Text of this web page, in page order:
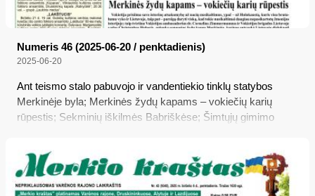
Numeris 46 (2025-06-20 / penktadienis)
2025-06-20
Ant teismo stalo pabuvojo ir vandentiekio tinklų statybos
Merkinėje byla; Merkinės žydų kapams – vokiečių karių
rūpestis; Sekminių iškilmės Babriškėse; Šimtųjų gimimo